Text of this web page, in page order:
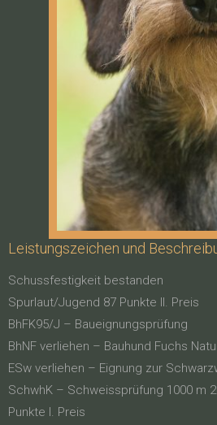
Leistungszeichen und
Schussfestigkeit bestanden
Spurlaut/Jugend 87 Punkte II. Preis
BhFK95/J – Baueignungsprüfung
BhNF verliehen – Bauhund Fuchs
ESw verliehen – Eignung zur
SchwhK – Schweissprüfung 1000 m
Punkte I. Preis